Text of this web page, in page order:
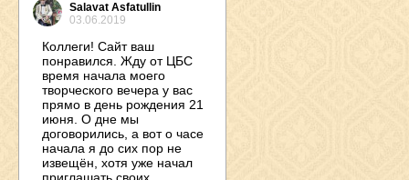
Salavat Asfatullin
03.06.2019
Коллеги! Сайт ваш
понравился. Жду от ЦБС
время начала моего
творческого вечера у вас
прямо в день рождения 21
июня. О дне мы
договорились, а вот о часе
начала я до сих пор не
извещён, хотя уже начал